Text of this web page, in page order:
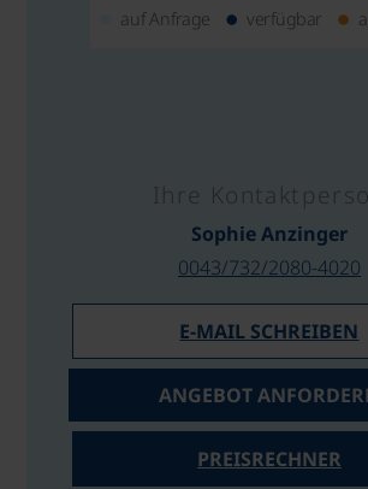
auf Anfrage verfügbar
Ihre
Sophie Anzinger
0043/732/2080-4020
E-MAIL SCHREIBEN
ANGEBOT
PREISRECHNER